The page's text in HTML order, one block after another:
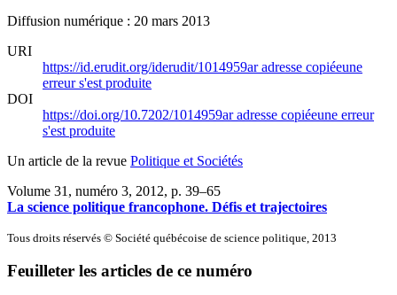
Diffusion numérique : 20 mars 2013
URI
https://id.erudit.org/iderudit/1014959aradresse copiéeune
erreur s'est produite
DOI
https://doi.org/10.7202/1014959aradresse copiéeune erreur
s'est produite
Un article de la revue Politique et Sociétés
Volume 31, numéro 3, 2012, p. 39–65
La science politique francophone. Défis et trajectoires
Tous droits réservés © Société québécoise de science politique, 2013
Feuilleter les articles de ce numéro